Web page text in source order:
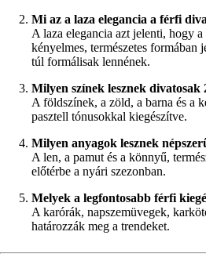
Mi az a laza elegancia a férfi
A laza elegancia azt jelenti, hogy
kényelmes, természetes formában
túl formálisak lennének.
Milyen színek lesznek divatosak
A földszínek, a zöld, a barna és a
pasztell tónusokkal kiegészítve.
Milyen anyagok lesznek
A len, a pamut és a könnyű,
előtérbe a nyári szezonban.
Melyek a legfontosabb férfi
A karórák, napszemüvegek,
határozzák meg a trendeket.